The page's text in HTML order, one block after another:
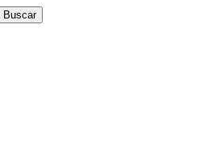
Buscar